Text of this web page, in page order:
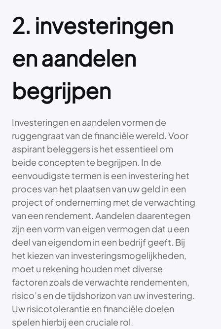
2. investeringen
en aandelen
begrijpen
Investeringen en aandelen vormen de
ruggengraat van de financiële wereld. Voor
aspirant beleggers is het essentieel om
beide concepten te begrijpen. In de
eenvoudigste termen is een investering het
proces van het plaatsen van uw geld in een
project of onderneming met de verwachting
van een rendement. Aandelen daarentegen
zijn een vorm van eigen vermogen dat u een
deel van eigendom in een bedrijf geeft. Bij
het kiezen van investeringsmogelijkheden,
moet u rekening houden met diverse
factoren zoals de verwachte rendementen,
risico’s en de tijdshorizon van uw investering.
Uw risicotolerantie en financiële doelen
spelen hierbij een cruciale rol.